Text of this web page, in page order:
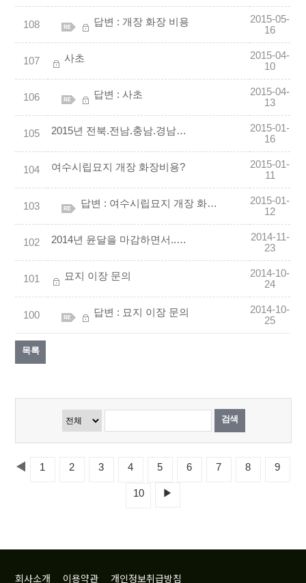
108 답변 : 개장 화장 비용
2015-05-
16
107 사초
2015-04-
10
106 답변 : 사초
2015-04-
13
105 2015년 전북.전남.충남.경남지역의이장.사초.개장화장등예약받습니다.
2015-01-
16
104 여수시립묘지 개장 화장비용?
2015-01-
11
103 답변 : 여수시립묘지 개장 화장비용?
2015-01-
12
102 2014년 윤달을 마감하면서........
2014-11-
23
101 묘지 이장 문의
2014-10-
24
100 답변 : 묘지 이장 문의
2014-10-
25
목록
검색
◀ 1 2 3 4 5 6 7 8 9
10 ▶
회사소개 이용약관 개인정보취급방침